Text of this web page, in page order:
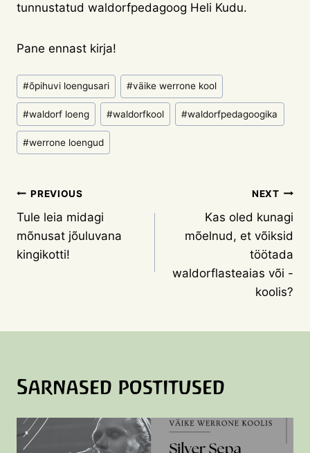
tunnustatud waldorfpedagoog Heli Kudu.
Pane ennast kirja!
Post
Tags:
#õpihuvi loengusari #väike werrone kool
#waldorf loeng #waldorfkool #waldorfpedagoogika
#werrone loengud
Navigeerimine
PREVIOUS
Tule leia midagi
mõnusat jõuluvana
kingikotti!
NEXT
Kas oled kunagi
mõelnud, et võiksid
töötada
waldorflasteaias või -
koolis?
Sarnased postitused